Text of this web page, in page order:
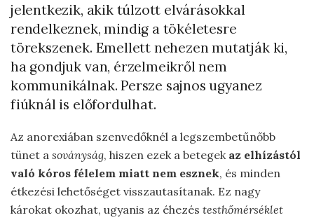
jelentkezik, akik túlzott elvárásokkal
rendelkeznek, mindig a tökéletesre
törekszenek. Emellett nehezen mutatják ki,
ha gondjuk van, érzelmeikről nem
kommunikálnak. Persze sajnos ugyanez
fiúknál is előfordulhat.
Az anorexiában szenvedőknél a legszembetűnőbb
tünet a soványság, hiszen ezek a betegek az elhízástól
való kóros félelem miatt nem esznek, és minden
étkezési lehetőséget visszautasítanak. Ez nagy
károkat okozhat, ugyanis az éhezés testhőmérséklet